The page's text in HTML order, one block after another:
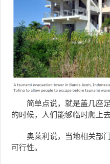
简单点说，就是盖几座
的时候，人们能够临时爬上
奥莱利说，当地相关部
可行性。